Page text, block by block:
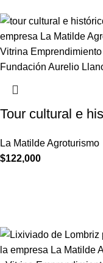
Tour cultural e
La Matilde Agroturismo
$122,000